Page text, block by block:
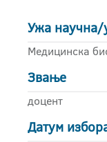
Ужа научна/
Медицинска
Звање
доцент
Датум